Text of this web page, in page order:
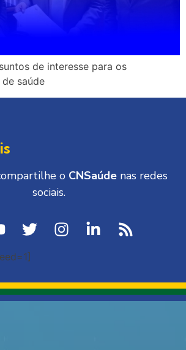
de interesse para os
saúde
o CNSaúdenas redes
sociais.